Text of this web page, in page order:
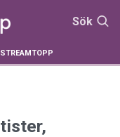
Sök
STREAMTOPP